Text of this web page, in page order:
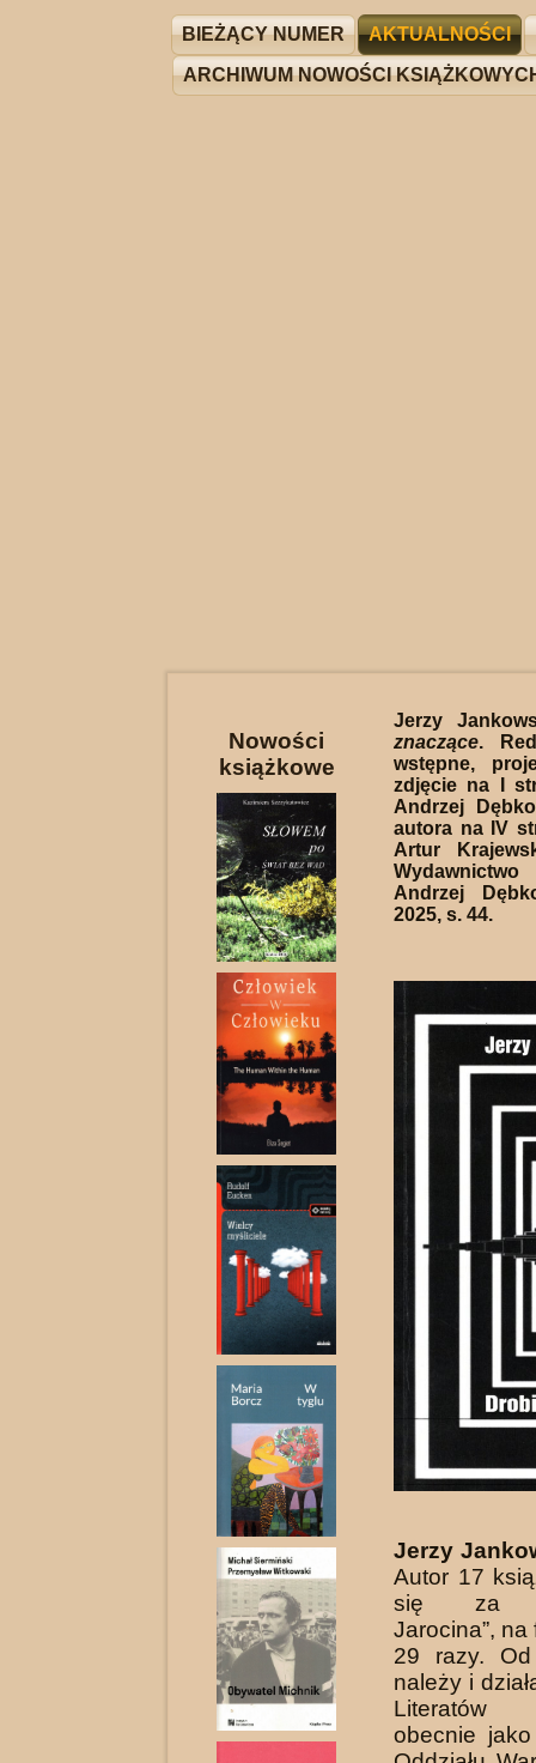
BIEŻĄCY NUMER AKTUALNOŚCI
ARCHIWUM NOWOŚCI
Nowości
książkowe
Jerzy
znaczące.
wstępne,
zdjęcie na I
Andrzej
autora na IV
Artur
Andrzej
2025, s. 44.
Jerzy
Autor 17
się za
Jarocina”, na
29 razy.
należy i
Literatów
obecnie